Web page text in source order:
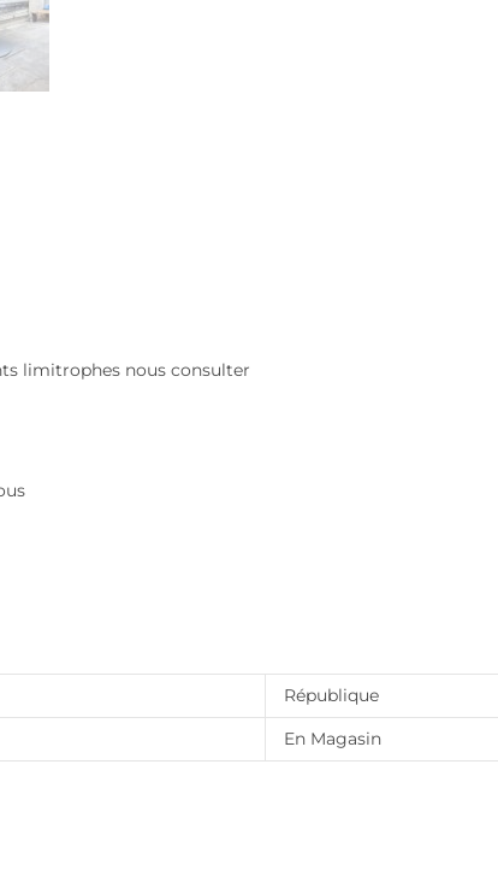
limitrophes nous consulter
République
En Magasin